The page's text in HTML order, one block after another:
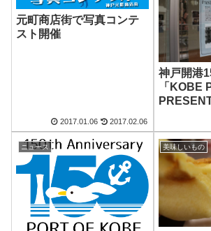
元町商店街で写真コンテ
スト開催
2017.01.06 2017.02.06
神戸開港
「KOBE
PRESENT
ニュース 美味しいもの